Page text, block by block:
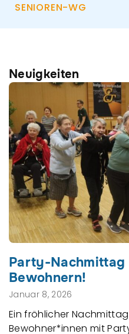
SENIOREN-WG
Neuigkeiten
Party-Nachmittag
Bewohnern!
Januar 8, 2026
Ein fröhlicher
Bewohner*innen mit